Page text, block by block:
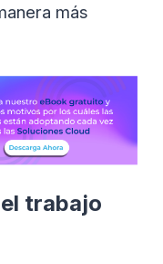
más
trabajo